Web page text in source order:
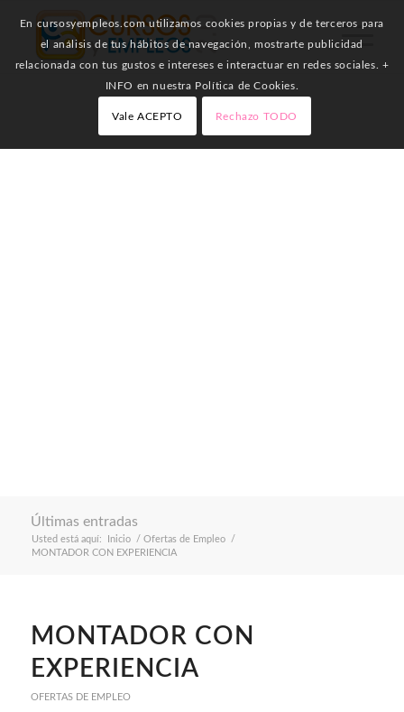
Últimas entradas
Usted está aquí: Inicio / Ofertas de Empleo
/
MONTADOR CON EXPERIENCIA
MONTADOR CON
EXPERIENCIA
OFERTAS DE EMPLEO
En cursosyempleos.com utilizamos cookies propias y de terceros para
el análisis de tus hábitos de navegación, mostrarte publicidad
relacionada con tus gustos e intereses e interactuar en redes sociales. +
INFO en nuestra Política de Cookies.
Vale ACEPTO Rechazo TODO